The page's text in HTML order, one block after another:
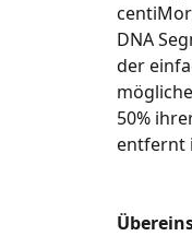
DNA
der
50%
entfernt